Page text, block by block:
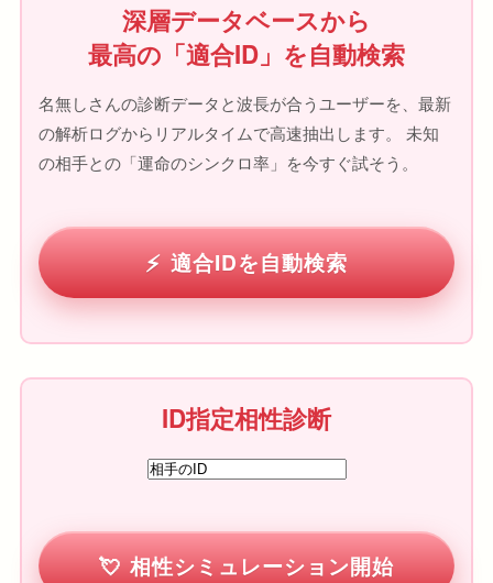
深層データベースから
最高の「適合ID」を自動検索
名無しさんの診断データと波長が合うユーザーを、最新
の解析ログからリアルタイムで高速抽出します。 未知
の相手との「運命のシンクロ率」を今すぐ試そう。
適合IDを自動検索
ID指定相性診断
相性シミュレーション開始